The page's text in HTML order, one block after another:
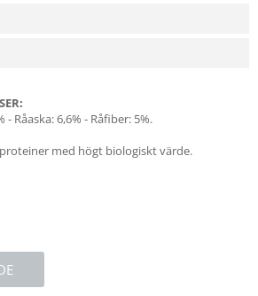
Råaska: 6,6% - Råfiber: 5%.
med högt biologiskt värde.